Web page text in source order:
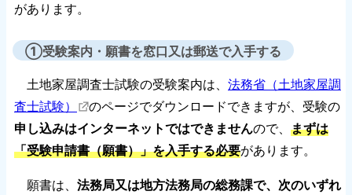
があります。
①受験案内・願書を窓口又は郵送で入手する
土地家屋調査士試験の受験案内は、 法務省（土地家屋調
査士試験）
のページでダウンロードできますが、受験の
申し込みはインターネットではできませんので、 まずは
「受験申請書（願書）」を入手する必要があります。
願書は、 法務局又は地方法務局の総務課で、次のいずれ